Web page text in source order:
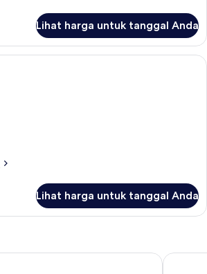
Lihat harga untuk tanggal Anda
Kamar Quadruple | Setrika/meja
Lihat harga untuk tanggal Anda
Villa